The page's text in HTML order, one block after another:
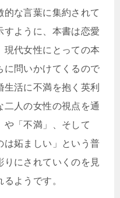
な言葉に集約されて
すように、本書は恋愛
現代女性にとっての本
に問いかけてくるので
活に不満を抱く英利
人の女性の視点を通
や「不満」、そして
は妬ましい」という普
りにされていくのを見
ようです。